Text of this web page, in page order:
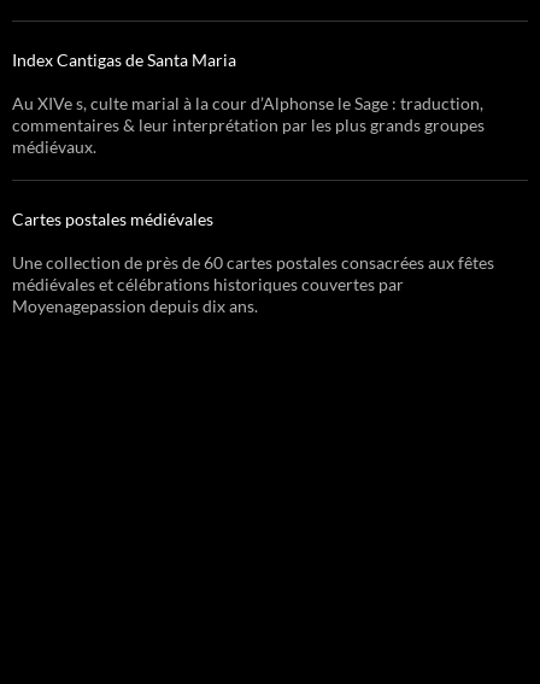
Index Cantigas de Santa Maria
Au XIVe s, culte marial à la cour d’Alphonse le Sage : traduction,
commentaires & leur interprétation par les plus grands groupes
médiévaux.
Cartes postales médiévales
Une collection de près de 60 cartes postales consacrées aux fêtes
médiévales et célébrations historiques couvertes par
Moyenagepassion depuis dix ans.